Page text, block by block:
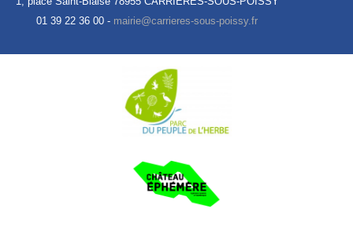
01 39 22 36 00 -